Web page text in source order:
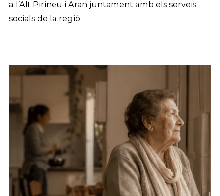
a l’Alt Pirineu i Aran juntament amb els serveis
socials de la regió